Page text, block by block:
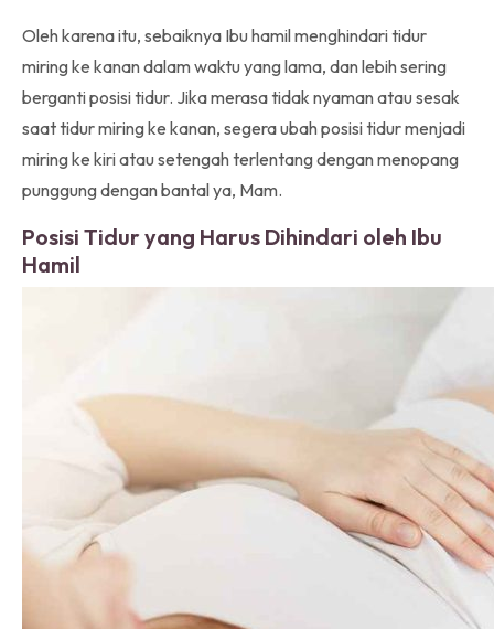
Oleh karena itu, sebaiknya Ibu hamil menghindari tidur
miring ke kanan dalam waktu yang lama, dan lebih sering
berganti posisi tidur. Jika merasa tidak nyaman atau sesak
saat tidur miring ke kanan, segera ubah posisi tidur menjadi
miring ke kiri atau setengah terlentang dengan menopang
punggung dengan bantal ya, Mam.
Posisi Tidur yang Harus Dihindari oleh Ibu
Hamil